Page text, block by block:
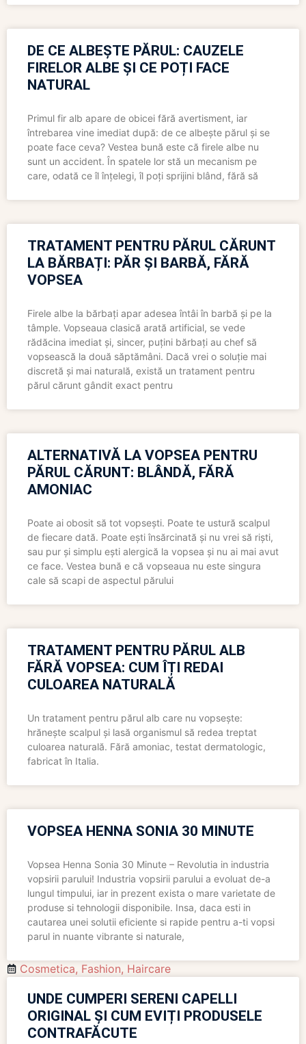
DE CE ALBEȘTE PĂRUL: CAUZELE
FIRELOR ALBE ȘI CE POȚI FACE
NATURAL
Primul fir alb apare de obicei fără avertisment, iar
întrebarea vine imediat după: de ce albește părul și se
poate face ceva? Vestea bună este că firele albe nu
sunt un accident. În spatele lor stă un mecanism pe
care, odată ce îl înțelegi, îl poți sprijini blând, fără să
TRATAMENT PENTRU PĂRUL CĂRUNT
LA BĂRBAȚI: PĂR ȘI BARBĂ, FĂRĂ
VOPSEA
Firele albe la bărbați apar adesea întâi în barbă și pe la
tâmple. Vopseaua clasică arată artificial, se vede
rădăcina imediat și, sincer, puțini bărbați au chef să
vopsească la două săptămâni. Dacă vrei o soluție mai
discretă și mai naturală, există un tratament pentru
părul cărunt gândit exact pentru
ALTERNATIVĂ LA VOPSEA PENTRU
PĂRUL CĂRUNT: BLÂNDĂ, FĂRĂ
AMONIAC
Poate ai obosit să tot vopsești. Poate te ustură scalpul
de fiecare dată. Poate ești însărcinată și nu vrei să riști,
sau pur și simplu ești alergică la vopsea și nu ai mai avut
ce face. Vestea bună e că vopseaua nu este singura
cale să scapi de aspectul părului
TRATAMENT PENTRU PĂRUL ALB
FĂRĂ VOPSEA: CUM ÎȚI REDAI
CULOAREA NATURALĂ
Un tratament pentru părul alb care nu vopsește:
hrănește scalpul și lasă organismul să redea treptat
culoarea naturală. Fără amoniac, testat dermatologic,
fabricat în Italia.
VOPSEA HENNA SONIA 30 MINUTE
Vopsea Henna Sonia 30 Minute – Revolutia in industria
vopsirii parului! Industria vopsirii parului a evoluat de-a
lungul timpului, iar in prezent exista o mare varietate de
produse si tehnologii disponibile. Insa, daca esti in
cautarea unei solutii eficiente si rapide pentru a-ti vopsi
parul in nuante vibrante si naturale,
Cosmetica, Fashion, Haircare
UNDE CUMPERI SERENI CAPELLI
ORIGINAL ȘI CUM EVIȚI PRODUSELE
CONTRAFĂCUTE